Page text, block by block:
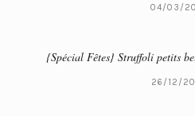
04/03/
{Spécial Fêtes} Struffoli petits
26/12/